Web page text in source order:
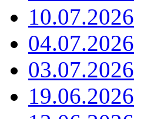
10.07.2026
04.07.2026
03.07.2026
19.06.2026